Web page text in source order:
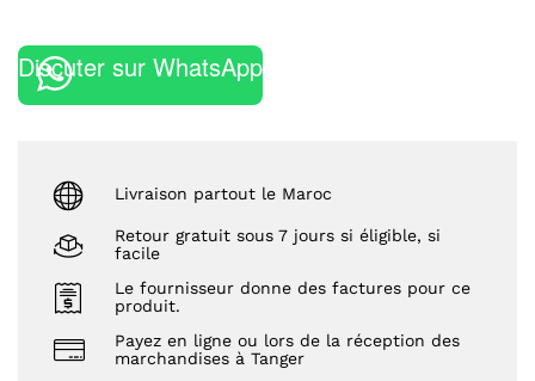
Discuter sur WhatsApp
Livraison partout le Maroc
Retour gratuit sous 7 jours si éligible, si
facile
Le fournisseur donne des factures pour ce
produit.
Payez en ligne ou lors de la réception des
marchandises à Tanger